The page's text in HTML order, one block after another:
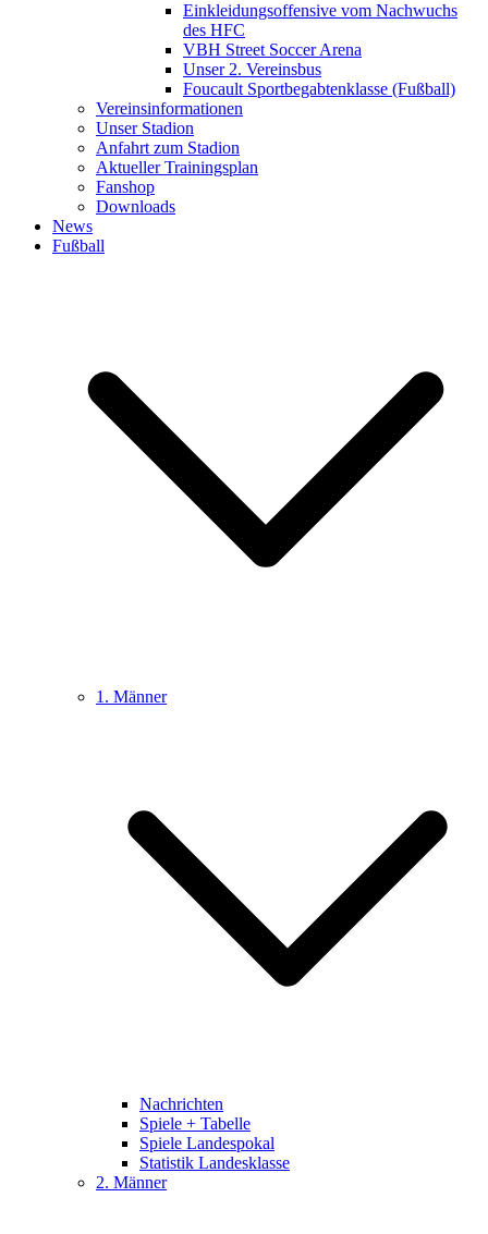
Einkleidungsoffensive vom Nachwuchs
des HFC
VBH Street Soccer Arena
Unser 2. Vereinsbus
Foucault Sportbegabtenklasse (Fußball)
Vereinsinformationen
Unser Stadion
Anfahrt zum Stadion
Aktueller Trainingsplan
Fanshop
Downloads
News
Fußball
1. Männer
Nachrichten
Spiele + Tabelle
Spiele Landespokal
Statistik Landesklasse
2. Männer